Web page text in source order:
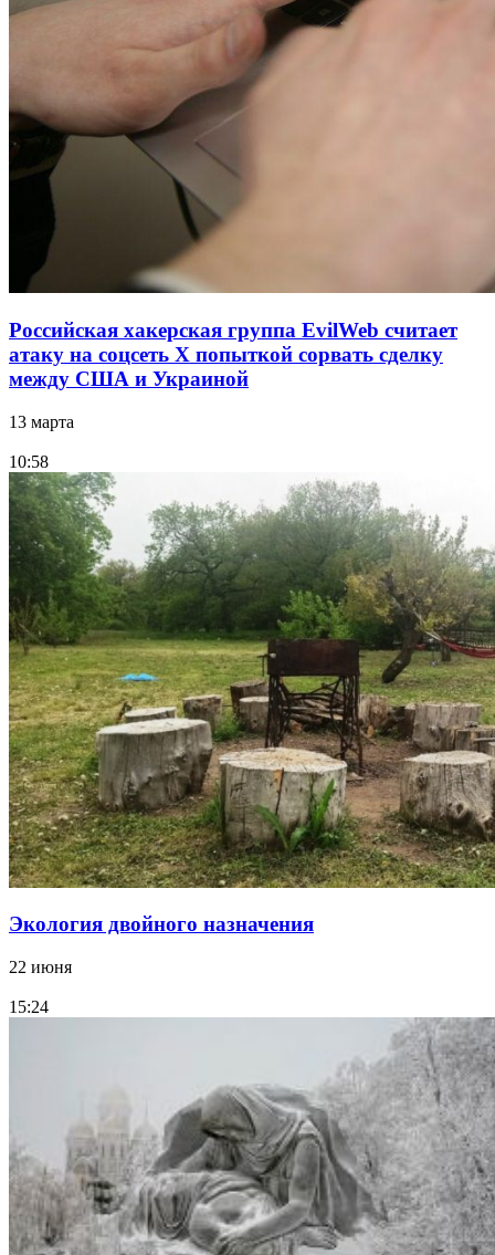
Российская хакерская группа EvilWeb считает
атаку на соцсеть Х попыткой сорвать сделку
между США и Украиной
13 марта
10:58
Экология двойного назначения
22 июня
15:24